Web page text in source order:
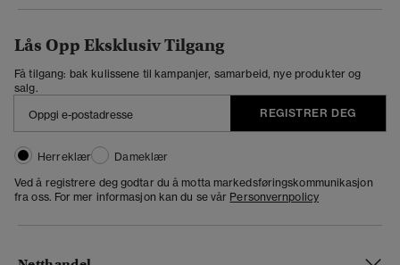
Lås Opp Eksklusiv Tilgang
Få tilgang: bak kulissene til kampanjer, samarbeid, nye produkter og
salg.
REGISTRER DEG
Herreklær
Dameklær
Ved å registrere deg godtar du å motta markedsføringskommunikasjon
fra oss. For mer informasjon kan du se vår Personvernpolicy